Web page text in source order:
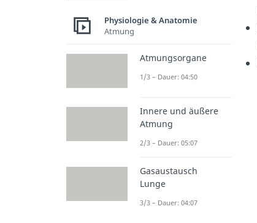
Physiologie & Anatomie
Atmung
Atmungsorgane
1/3 – Dauer: 04:50
Innere und äußere
Atmung
2/3 – Dauer: 05:07
Gasaustausch
Lunge
3/3 – Dauer: 04:07